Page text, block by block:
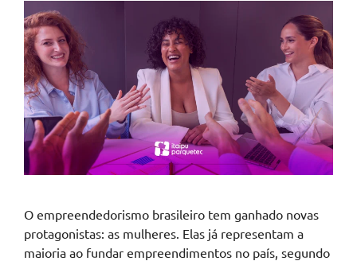
O empreendedorismo brasileiro tem ganhado novas
protagonistas: as mulheres. Elas já representam a
maioria ao fundar empreendimentos no país, segundo